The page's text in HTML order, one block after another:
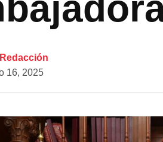
Redacción
16, 2025